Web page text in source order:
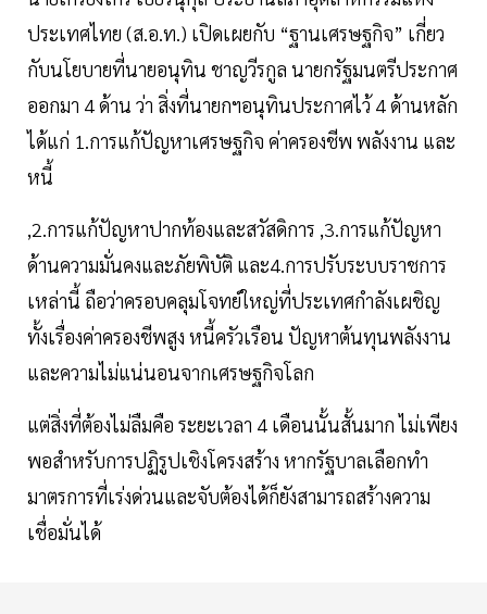
ประเทศไทย (ส.อ.ท.) เปิดเผยกับ “ฐานเศรษฐกิจ” เกี่ยว
กับนโยบายที่นายอนุทิน ชาญวีรกูล นายกรัฐมนตรีประกาศ
ออกมา 4 ด้าน ว่า สิ่งที่นายกฯอนุทินประกาศไว้ 4 ด้านหลัก
ได้แก่ 1.การแก้ปัญหาเศรษฐกิจ ค่าครองชีพ พลังงาน และ
หนี้
,2.การแก้ปัญหาปากท้องและสวัสดิการ ,3.การแก้ปัญหา
ด้านความมั่นคงและภัยพิบัติ และ4.การปรับระบบราชการ
เหล่านี้ ถือว่าครอบคลุมโจทย์ใหญ่ที่ประเทศกำลังเผชิญ
ทั้งเรื่องค่าครองชีพสูง หนี้ครัวเรือน ปัญหาต้นทุนพลังงาน
และความไม่แน่นอนจากเศรษฐกิจโลก
แต่สิ่งที่ต้องไม่ลืมคือ ระยะเวลา 4 เดือนนั้นสั้นมาก ไม่เพียง
พอสำหรับการปฏิรูปเชิงโครงสร้าง หากรัฐบาลเลือกทำ
มาตรการที่เร่งด่วนและจับต้องได้ก็ยังสามารถสร้างความ
เชื่อมั่นได้